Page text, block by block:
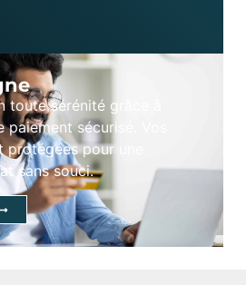
toute sérénité grâce à
sécurisé. Vos
pour une
sans souci.